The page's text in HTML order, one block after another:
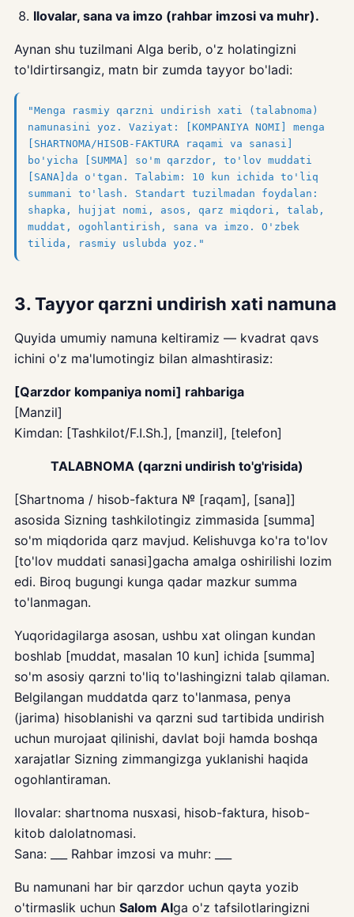
Ilovalar, sana va imzo (rahbar imzosi va muhr).
Aynan shu tuzilmani AIga berib, o'z holatingizni
to'ldirtirsangiz, matn bir zumda tayyor bo'ladi:
"Menga rasmiy qarzni undirish xati (talabnoma)
namunasini yoz. Vaziyat: [KOMPANIYA NOMI] menga
[SHARTNOMA/HISOB-FAKTURA raqami va sanasi]
bo'yicha [SUMMA] so'm qarzdor, to'lov muddati
[SANA]da o'tgan. Talabim: 10 kun ichida to'liq
summani to'lash. Standart tuzilmadan foydalan:
shapka, hujjat nomi, asos, qarz miqdori, talab,
muddat, ogohlantirish, sana va imzo. O'zbek
tilida, rasmiy uslubda yoz."
3. Tayyor qarzni undirish xati namuna
Quyida umumiy namuna keltiramiz — kvadrat qavs
ichini o'z ma'lumotingiz bilan almashtirasiz:
[Qarzdor kompaniya nomi] rahbariga
[Manzil]
Kimdan: [Tashkilot/F.I.Sh.], [manzil], [telefon]
TALABNOMA (qarzni undirish to'g'risida)
[Shartnoma / hisob-faktura № [raqam], [sana]]
asosida Sizning tashkilotingiz zimmasida [summa]
so'm miqdorida qarz mavjud. Kelishuvga ko'ra to'lov
[to'lov muddati sanasi]gacha amalga oshirilishi lozim
edi. Biroq bugungi kunga qadar mazkur summa
to'lanmagan.
Yuqoridagilarga asosan, ushbu xat olingan kundan
boshlab [muddat, masalan 10 kun] ichida [summa]
so'm asosiy qarzni to'liq to'lashingizni talab qilaman.
Belgilangan muddatda qarz to'lanmasa, penya
(jarima) hisoblanishi va qarzni sud tartibida undirish
uchun murojaat qilinishi, davlat boji hamda boshqa
xarajatlar Sizning zimmangizga yuklanishi haqida
ogohlantiraman.
Ilovalar: shartnoma nusxasi, hisob-faktura, hisob-
kitob dalolatnomasi.
Sana: ___ Rahbar imzosi va muhr: ___
Bu namunani har bir qarzdor uchun qayta yozib
o'tirmaslik uchun Salom AIga o'z tafsilotlaringizni